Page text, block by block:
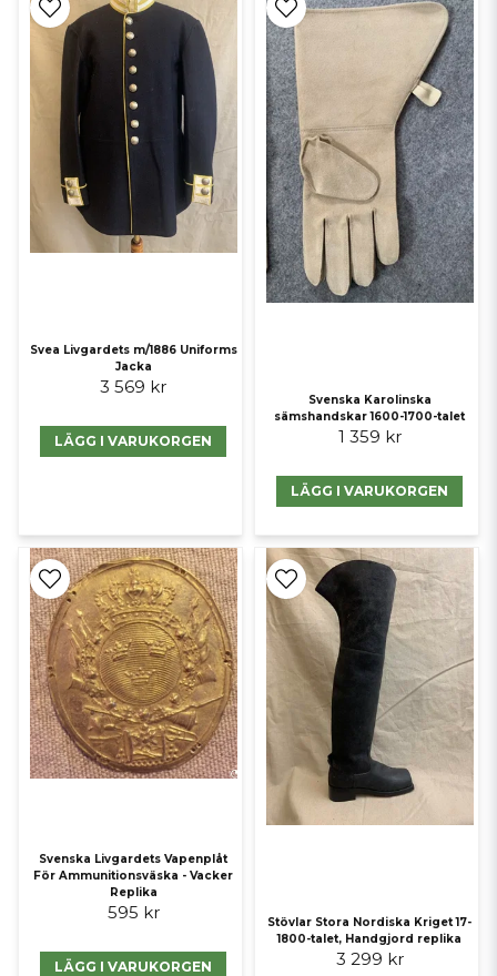
Svea Livgardets m/1886 Uniforms
Jacka
3 569 kr
LÄGG I VARUKORGEN
Svenska Karolinska
sämshandskar 1600-1700-talet
1 359 kr
LÄGG I VARUKORGEN
Svenska Livgardets Vapenplåt
För Ammunitionsväska - Vacker
Replika
595 kr
LÄGG I VARUKORGEN
Stövlar Stora Nordiska Kriget 17-
1800-talet, Handgjord replika
3 299 kr